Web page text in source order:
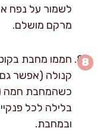
לשמור על נפח
מרקם מושלם.
קנולה (אפשר
כשהמחבת חמה
ובמחבת.